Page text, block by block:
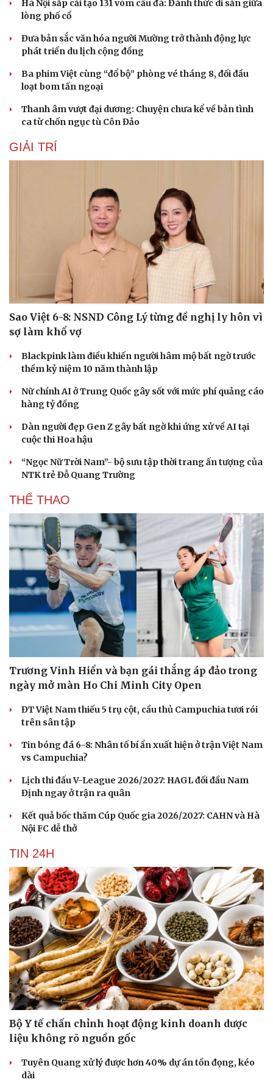
Podcast
Câu chuyện thời sự
Đọc truyện đêm khuya
Cửa sổ tình yêu
Kể chuyện cho bé
Hạt giống tâm hồn
Hà Nội sắp cải tạo 131 vòm cầu đá: Đánh thức di sản giữa
lòng phố cổ
Đưa bản sắc văn hóa người Mường trở thành động lực
phát triển du lịch cộng đồng
Ba phim Việt cùng “đổ bộ” phòng vé tháng 8, đối đầu
loạt bom tấn ngoại
Thanh âm vượt đại dương: Chuyện chưa kể về bản tình
ca từ chốn ngục tù Côn Đảo
GIẢI TRÍ
Sao Việt 6-8: NSND Công Lý từng đề nghị ly hôn vì
sợ làm khổ vợ
Blackpink làm điều khiến người hâm mộ bất ngờ trước
thềm kỷ niệm 10 năm thành lập
Nữ chính AI ở Trung Quốc gây sốt với mức phí quảng cáo
hàng tỷ đồng
Dàn người đẹp Gen Z gây bất ngờ khi ứng xử về AI tại
cuộc thi Hoa hậu
“Ngọc Nữ Trời Nam”- bộ sưu tập thời trang ấn tượng của
NTK trẻ Đỗ Quang Trường
THỂ THAO
Trương Vinh Hiển và bạn gái thắng áp đảo trong
ngày mở màn Ho Chi Minh City Open
ĐT Việt Nam thiếu 5 trụ cột, cầu thủ Campuchia tươi rói
trên sân tập
Tin bóng đá 6-8: Nhân tố bí ẩn xuất hiện ở trận Việt Nam
vs Campuchia?
Lịch thi đấu V-League 2026/2027: HAGL đối đầu Nam
Định ngay ở trận ra quân
Kết quả bốc thăm Cúp Quốc gia 2026/2027: CAHN và Hà
Nội FC dễ thở
TIN 24H
Bộ Y tế chấn chỉnh hoạt động kinh doanh dược
liệu không rõ nguồn gốc
Tuyên Quang xử lý được hơn 40% dự án tồn đọng, kéo
dài